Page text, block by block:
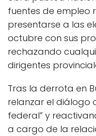
fuentes de empleo
presentarse a las
octubre con sus
rechazando
dirigentes
Tras la derrota en
relanzar el diálogo
federal” y
a cargo de la